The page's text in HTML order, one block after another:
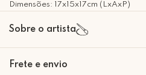
Dimensões: 17x15x17cm (LxAxP)
Sobre o artista
Frete e envio